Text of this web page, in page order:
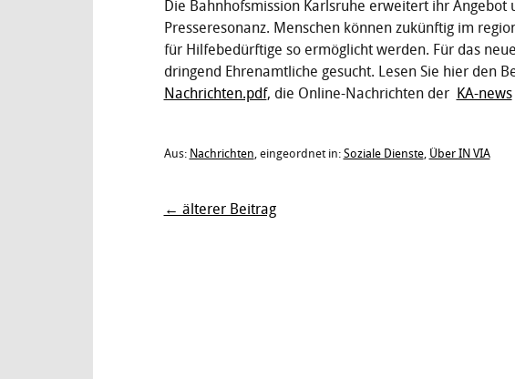
Die Bahnhofsmission Karlsruhe erweitert ihr
Presseresonanz. Menschen können zukünftig im
für Hilfebedürftige so ermöglicht werden. Für das
dringend Ehrenamtliche gesucht. Lesen Sie hier den
Nachrichten.pdf, die Online-Nachrichten der KA-news
Aus: Nachrichten , eingeordnet in: Soziale Dienste, Über IN VIA
← älterer Beitrag